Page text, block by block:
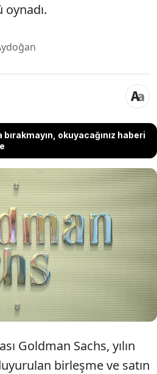
okuyacağınız haberi
Goldman Sachs, 2026'nın ilk
doları aşan birleşme ve satın
ulaşarak yatırım bankacılığı
imza attı. Bankanın bu rekor
SpaceX'in devasa halka arzı ve
başrolü oynadı.
Goldman Sachs, yılın
birleşme ve satın